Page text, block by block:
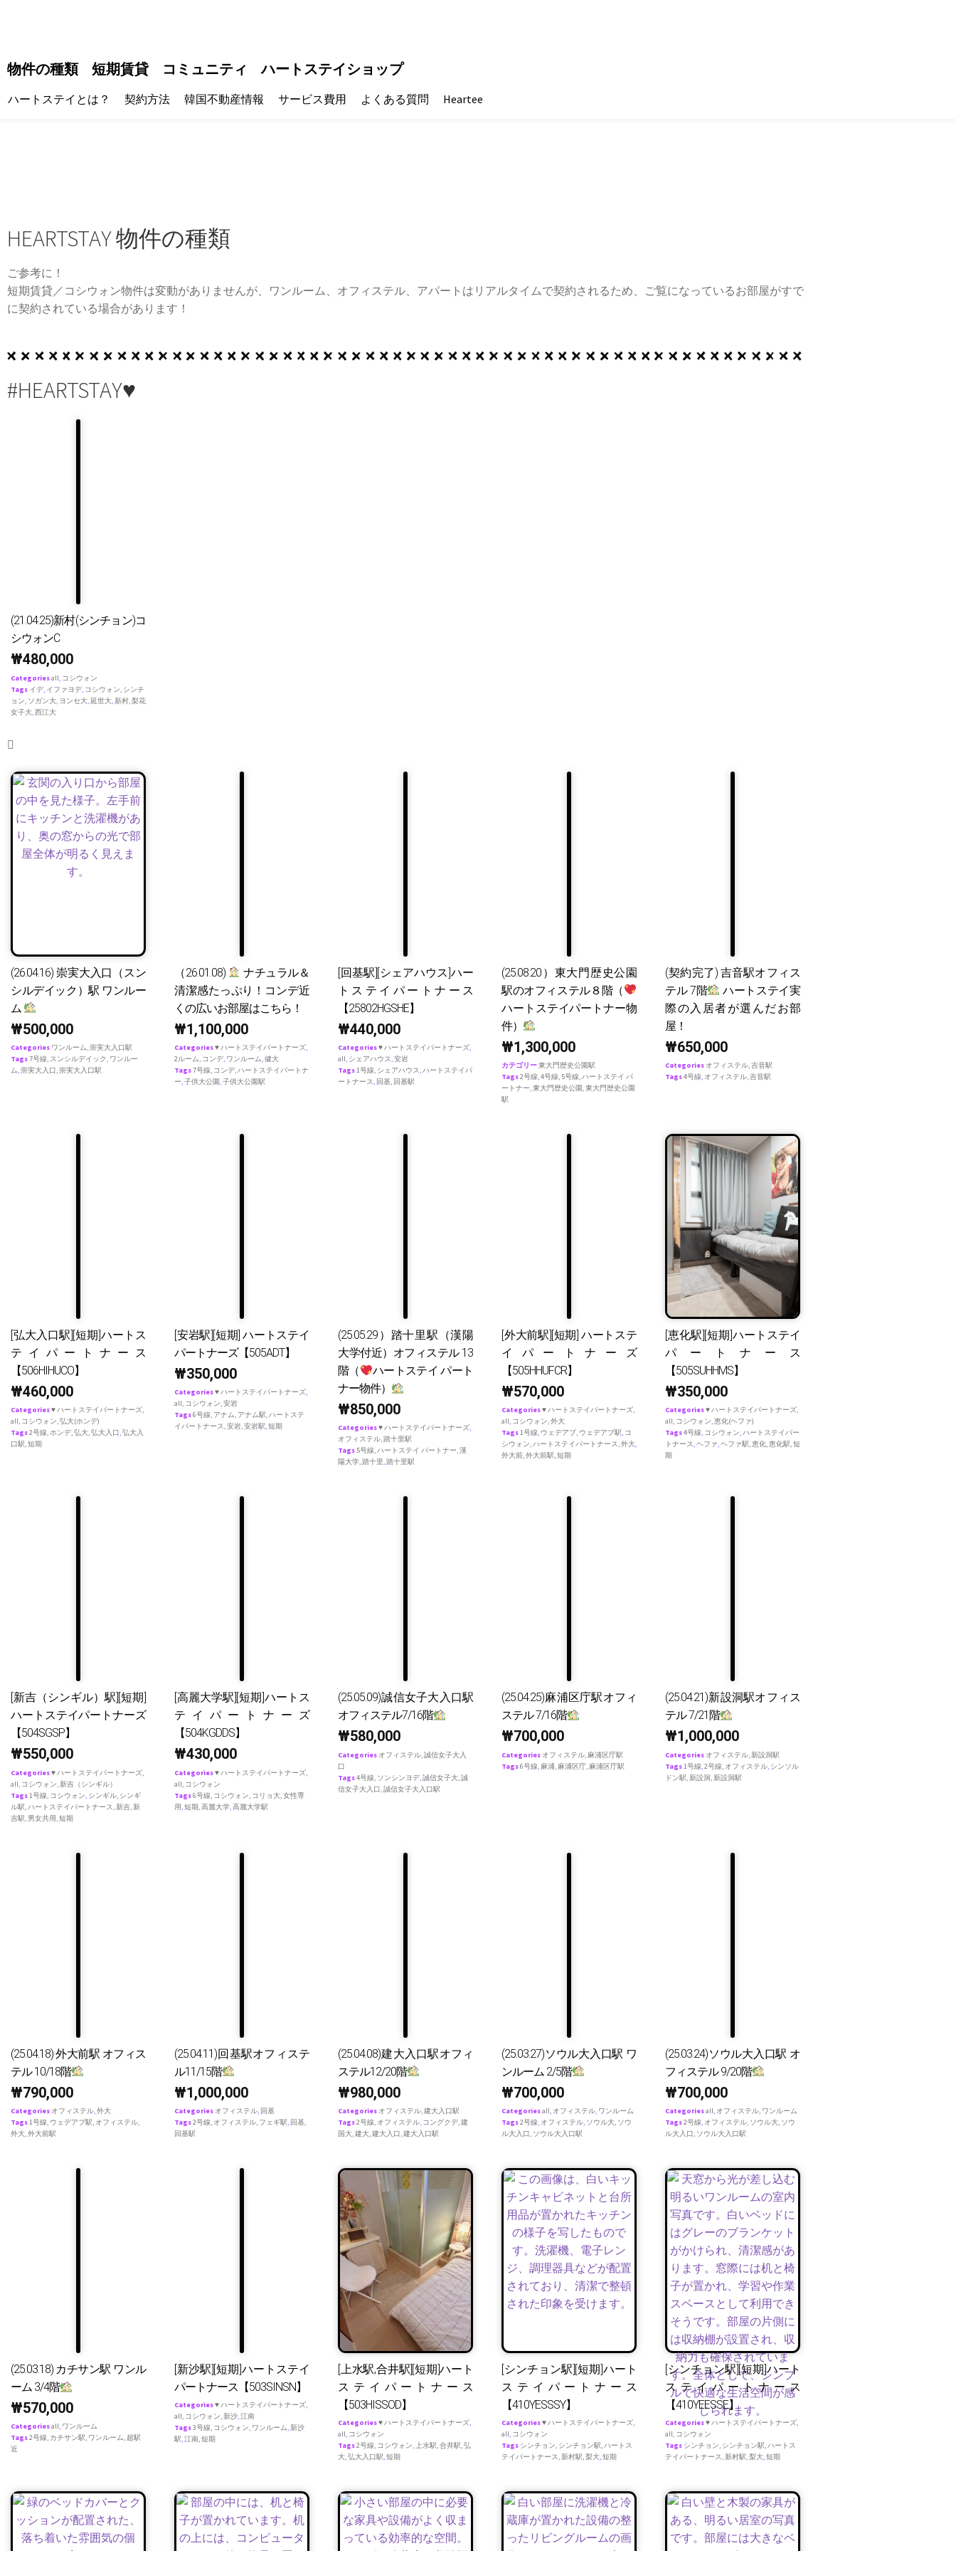
物件の種類 短期賃貸 コミュニティ ハートステイショップ
ハートステイとは？ 契約方法 韓国不動産情報 サービス費用 よくある質問 Heartee
HEARTSTAY 物件の種類
ご参考に！
短期賃貸／コシウォン物件は変動がありませんが、ワンルーム、オフィステル、アパートはリアルタイムで契約されるため、ご覧になっているお部屋がすで
に契約されている場合があります！
#HEARTSTAY♥
(21.04.25)新村(シンチョン)コ
シウォンC
₩480,000
Categoriesall, コシウォン
Tags イデ, イファヨデ, コシウォン, シンチ
ョン, ソガン大, ヨンセ大,延世大,新村,梨花
女子大,西江大
(26.04.16) 崇実大入口（スン
シルデイック）駅 ワンルー
ム
₩500,000
Categories ワンルーム,崇実大入口駅
Tags7号線, スンシルデイック , ワンルー
ム,崇実大入口,崇実大入口駅
（26.01.08)
ナチュラル＆
清潔感たっぷり！コンデ近
くの広いお部屋はこちら！
₩1,100,000
Categories♥ ハートステイパートナーズ,
2ルーム, コンデ, ワンルーム,健大
Tags7号線, コンデ,ハートステイパートナ
ー,子供大公園,子供大公園駅
[回基駅][シェアハウス]ハー
トステイパートナース
【25802HGSHE】
₩440,000
Categories♥ ハートステイパートナーズ,
all, シェアハウス,安岩
Tags1号線, シェアハウス,ハートステイパ
ートナース, 回基, 回基駅
(25.08.20）東大門歴史公園
駅のオフィステル８階（
ハートステイパートナー物
件）
₩1,300,000
カテゴリー東大門歴史公園駅
Tags2号線,4号線, 5号線,ハートステイ パ
ートナー,東大門歴史公園,東大門歴史公園
駅
(契約完了) 吉音駅オフィス
テル 7階
ハートステイ実
際の入居者が選んだお部
屋！
₩650,000
Categories オフィステル,吉音駅
Tags4号線, オフィステル,吉音駅
[弘大入口駅][短期]ハートス
テイパートナース
【506HIHUCO】
₩460,000
Categories♥ ハートステイパートナーズ,
all, コシウォン,弘大(ホンデ)
Tags2号線,ホンデ,弘大,弘大入口,弘大入
口駅,短期
[安岩駅][短期] ハートステイ
パートナーズ【505ADT】
₩350,000
Categories♥ ハートステイパートナーズ,
all, コシウォン,安岩
Tags6号線, アナム, アナム駅,ハートステ
イパートナース,安岩,安岩駅,短期
(25.05.29）踏十里駅（漢陽
大学付近）オフィステル 13
階（
ハートステイ パート
ナー物件）
₩850,000
Categories♥ ハートステイパートナーズ,
オフィステル,踏十里駅
Tags 5号線,ハートステイ パートナー,漢
陽大学,踏十里,踏十里駅
[外大前駅][短期] ハートステ
イパートナーズ
【505HHUFCR】
₩570,000
Categories♥ ハートステイパートナーズ,
all, コシウォン,外大
Tags1号線, ウェデアプ, ウェデアプ駅, コ
シウォン,ハートステイパートナース,外大,
外大前,外大前駅,短期
[恵化駅][短期]ハートステイ
パートナース
【505SUHHMS】
₩350,000
Categories♥ ハートステイパートナーズ,
all, コシウォン,恵化(ヘファ)
Tags4号線, コシウォン,ハートステイパー
トナース,ヘファ,ヘファ駅,恵化,恵化駅,短
期
[新吉（シンギル）駅][短期]
ハートステイパートナーズ
【504SGSP】
₩550,000
Categories♥ ハートステイパートナーズ,
all, コシウォン,新吉（シンギル）
Tags1号線, コシウォン, シンギル, シンギ
ル駅,ハートステイパートナース,新吉,新
吉駅, 男女共用,短期
[高麗大学駅][短期]ハートス
テイパートナーズ
【504KGDDS】
₩430,000
Categories♥ ハートステイパートナーズ,
all, コシウォン
Tags6号線, コシウォン, コリョ大,女性専
用,短期,高麗大学,高麗大学駅
(25.05.09)誠信女子大入口駅
オフィステル7/16階
₩580,000
Categories オフィステル,誠信女子大入
口
Tags4号線, ソンシンヨデ,誠信女子大,誠
信女子大入口,誠信女子大入口駅
(25.04.25)麻浦区庁駅オフィ
ステル 7/16階
₩700,000
Categories オフィステル, 麻浦区庁駅
Tags6号線, 麻浦, 麻浦区庁, 麻浦区庁駅
(25.04.21)新設洞駅オフィス
テル 7/21階
₩1,000,000
Categories オフィステル,新設洞駅
Tags1号線,2号線, オフィステル, シンソル
ドン駅,新設洞,新設洞駅
(25.04.18) 外大前駅 オフィス
テル 10/18階
₩790,000
Categories オフィステル,外大
Tags1号線, ウェデアプ駅, オフィステル,
外大,外大前駅
(25.04.11)回基駅オフィステ
ル11/15階
₩1,000,000
Categories オフィステル, 回基
Tags2号線, オフィステル, フェギ駅, 回基,
回基駅
(25.04.08)建大入口駅オフィ
ステル12/20階
₩980,000
Categories オフィステル,建大入口駅
Tags2号線, オフィステル, コングクデ,建
国大,建大,建大入口,建大入口駅
(25.03.27)ソウル大入口駅 ワ
ンルーム 2/5階
₩700,000
Categoriesall, オフィステル, ワンルーム
Tags2号線, オフィステル, ソウル大, ソウ
ル大入口, ソウル大入口駅
(25.03.24)ソウル大入口駅 オ
フィステル 9/20階
₩700,000
Categoriesall, オフィステル, ワンルーム
Tags2号線, オフィステル, ソウル大, ソウ
ル大入口, ソウル大入口駅
(25.03.18) カチサン駅 ワンル
ーム 3/4階
₩570,000
Categoriesall, ワンルーム
Tags2号線, カチサン駅, ワンルーム, 超駅
近
[新沙駅][短期]ハートステイ
パートナース【503SINSN】
Categories♥ ハートステイパートナーズ,
all, コシウォン,新沙,江南
Tags3号線, コシウォン, ワンルーム,新沙
駅,江南,短期
[上水駅,合井駅][短期]ハート
ステイパートナース
【503HISSOD】
Categories♥ ハートステイパートナーズ,
all, コシウォン
Tags2号線, コシウォン, 上水駅,合井駅,弘
大,弘大入口駅,短期
[シンチョン駅][短期]ハート
ステイパートナース
【410YESSSY】
Categories♥ ハートステイパートナーズ,
all, コシウォン
Tags シンチョン, シンチョン駅,ハートス
テイパートナース,新村駅,梨大,短期
[シンチョン駅][短期]ハート
ステイパートナース
【410YEESSE】
Categories♥ ハートステイパートナーズ,
all, コシウォン
Tags シンチョン, シンチョン駅,ハートス
テイパートナース,新村駅,梨大,短期